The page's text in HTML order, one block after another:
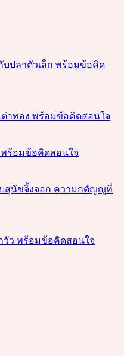
บปลาตัวเล็ก พร้อมข้อคิด
ต่าทอง พร้อมข้อคิดสอนใจ
พร้อมข้อคิดสอนใจ
สุนัขจิ้งจอก ความกตัญญูที่
วัว พร้อมข้อคิดสอนใจ